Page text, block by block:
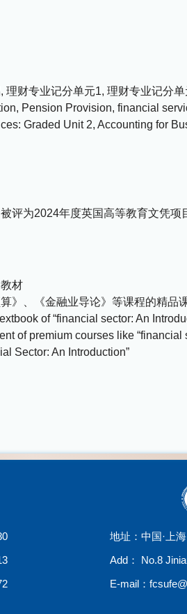
理财专业记分单元1, 理财专业记分
Pension Provision, financial
Graded Unit 2, Accounting for
评为2024年度英国高等教育文凭项
材
》、《金融业导论》等课程的精品
of “financial sector: An
of premium courses like
Sector: An Introduction”
地址：中国·上
Add： No.8
E-mail：